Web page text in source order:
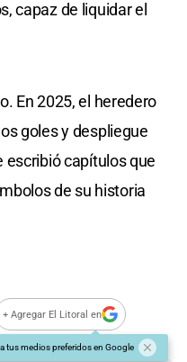
capaz de liquidar el
En 2025, el heredero
goles y despliegue
escribió capítulos que
de su historia
+ Agregar El Litoral en
tus medios preferidos en Google